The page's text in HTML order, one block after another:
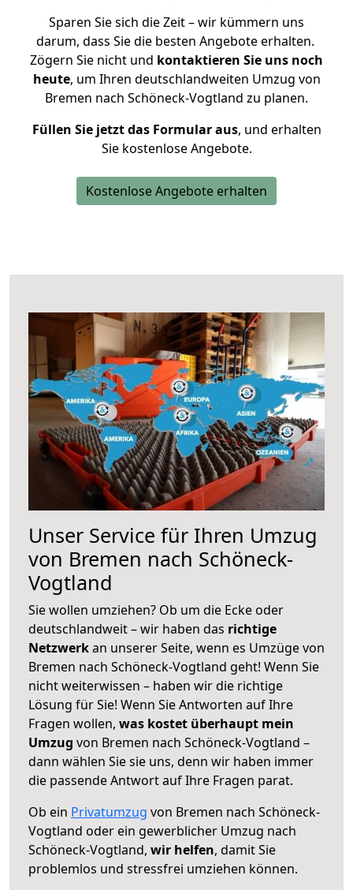
Sparen Sie sich die Zeit – wir kümmern uns
darum, dass Sie die besten Angebote erhalten.
Zögern Sie nicht und kontaktieren Sie uns noch
heute, um Ihren deutschlandweiten Umzug von
Bremen nach Schöneck-Vogtland zu planen.
Füllen Sie jetzt das Formular aus, und erhalten
Sie kostenlose Angebote.
Kostenlose Angebote erhalten
Unser Service für Ihren Umzug
von Bremen nach Schöneck-
Vogtland
Sie wollen umziehen? Ob um die Ecke oder
deutschlandweit – wir haben das richtige
Netzwerkan unserer Seite, wenn es Umzüge von
Bremen nach Schöneck-Vogtland geht! Wenn Sie
nicht weiterwissen – haben wir die richtige
Lösung für Sie! Wenn Sie Antworten auf Ihre
Fragen wollen, was kostet überhaupt mein
Umzug von Bremen nach Schöneck-Vogtland –
dann wählen Sie sie uns, denn wir haben immer
die passende Antwort auf Ihre Fragen parat.
Ob ein Privatumzug von Bremen nach Schöneck-
Vogtland oder ein gewerblicher Umzug nach
Schöneck-Vogtland, wir helfen, damit Sie
problemlos und stressfrei umziehen können.